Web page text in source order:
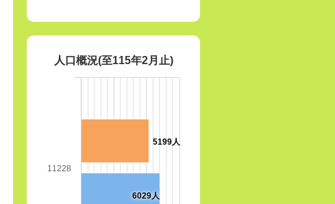
人口概況(至115年2月止)
6029人
5199人
11228